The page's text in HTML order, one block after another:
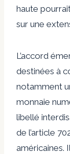
haute
sur une
L’accord
destinées à
notamment
monnaie
libellé
de l’article
américaines.